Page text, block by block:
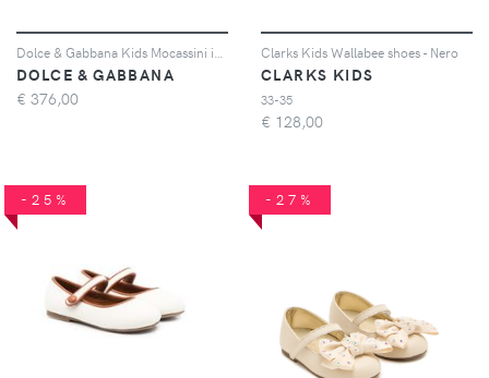
DOLCE & GABBANA
€ 376,00
Clarks Kids Wallabee shoes - Nero
CLARKS KIDS
33-35
€ 128,00
-25% -27%